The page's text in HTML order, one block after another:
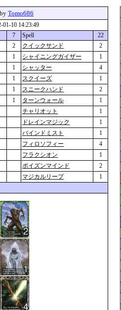
Tomo686
10 14:23:49
7 Spell
22
2 クイックサンド
2
1 シャイニングガイザー
1
1 シャッター
4
1 スクイーズ
1
1 スニークハンド
2
1 ターンウォール
1
チャリオット
1
ドレインマジック
1
バインドミスト
1
フィロソフィー
4
フラクシオン
1
ポイズンマインド
2
マジカルリープ
1